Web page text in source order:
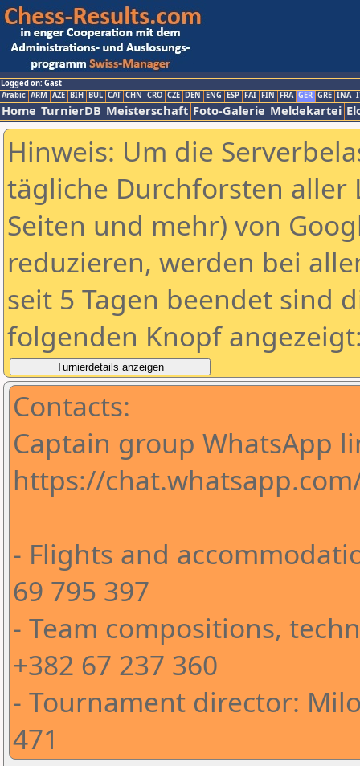
Logged on: Gast
Arabic ARM AZE BIH BUL CAT CHN CRO CZE DEN ENG ESP FAI FIN FRA GER GRE INA
Home TurnierDB Meisterschaft Foto-Galerie Meldekartei
Hinweis: Um die
tägliche Durchforsten aller
Seiten und mehr) von
reduzieren, werden bei
seit 5 Tagen beendet sind
folgenden Knopf
Contacts:
Captain group WhatsApp
https://
- Flights and
69 795 397
- Team compositions,
+382 67 237 360
- Tournament director:
471